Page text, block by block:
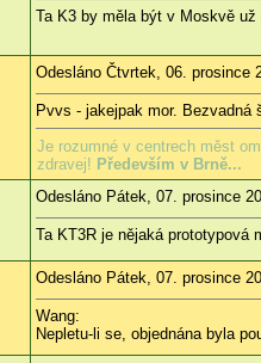
Ta K3 by měla být v Moskvě
Odesláno Čtvrtek, 06. prosince
Pvvs - jakejpak mor.
Je rozumné v centrech měst
zdravej! Především v Brně...
Odesláno Pátek, 07. prosince
Ta KT3R je nějaká prototypová
Odesláno Pátek, 07. prosince
Wang:
Nepletu-li se, objednána byla